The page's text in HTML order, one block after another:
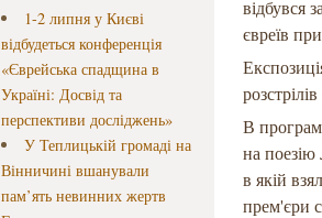
1-2 липня у Києві
відбудеться конференція
«Єврейська спадщина в
Україні: Досвід та
перспективи досліджень»
У Теплицькій громаді на
Вінничині вшанували
пам’ять невинних жертв
відбувся
євреїв
В
на поезію
в якій
прем'єри